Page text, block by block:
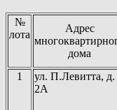
№
лота
Адрес
дома
1
ул. П.Левитта, д.
2А